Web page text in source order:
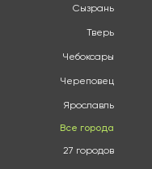
Сызрань
Тверь
Чебоксары
Череповец
Ярославль
Все города
27 городов